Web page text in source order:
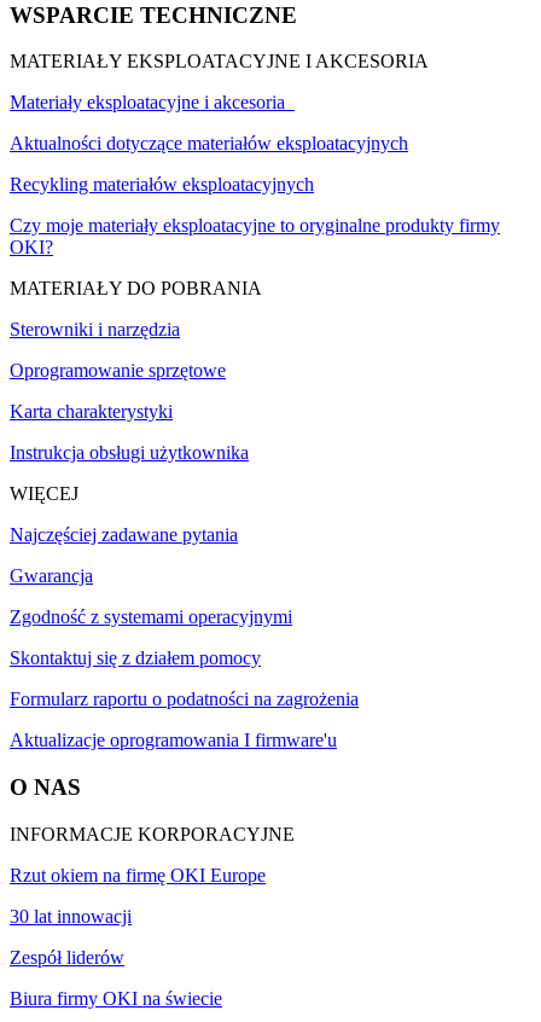
WSPARCIE TECHNICZNE
MATERIAŁY EKSPLOATACYJNE I AKCESORIA
Materiały eksploatacyjne i akcesoria
Aktualności dotyczące materiałów eksploatacyjnych
Recykling materiałów eksploatacyjnych
Czy moje materiały eksploatacyjne to oryginalne produkty firmy
OKI?
MATERIAŁY DO POBRANIA
Sterowniki i narzędzia
Oprogramowanie sprzętowe
Karta charakterystyki
Instrukcja obsługi użytkownika
WIĘCEJ
Najczęściej zadawane pytania
Gwarancja
Zgodność z systemami operacyjnymi
Skontaktuj się z działem pomocy
Formularz raportu o podatności na zagrożenia
Aktualizacje oprogramowania I firmware'u
O NAS
INFORMACJE KORPORACYJNE
Rzut okiem na firmę OKI Europe
30 lat innowacji
Zespół liderów
Biura firmy OKI na świecie